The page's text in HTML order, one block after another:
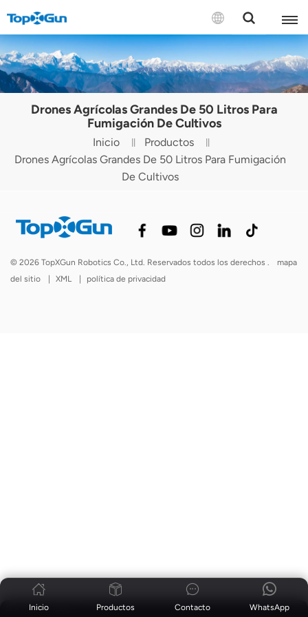
CONTÁCTENOS
English
Español
Русский
Português(Portugal)
Tiếng Việt
Drones Agrícolas Grandes De 50 Litros Para
Fumigación De Cultivos
Inicio
Productos
Drones Agrícolas Grandes De 50 Litros Para Fumigación
De Cultivos
Noticias |
© 2026 TopXGun Robotics Co., Ltd. Reservados todos los derechos .
mapa
del sitio
XML política de privacidad
Inicio Productos WhatsApp
Contacto